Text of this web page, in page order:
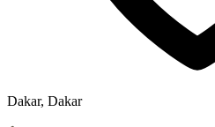
Dakar, Dakar